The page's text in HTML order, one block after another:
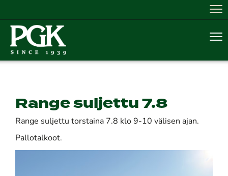
Range suljettu 7.8
Range suljettu torstaina 7.8 klo 9-10 välisen ajan.
Pallotalkoot.